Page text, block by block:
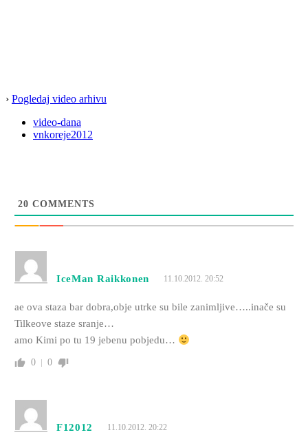
› Pogledaj video arhivu
video-dana
vnkoreje2012
20 COMMENTS
IceMan Raikkonen 11.10.2012. 20:52
ae ova staza bar dobra,obje utrke su bile zanimljive…..inače su
Tilkeove staze sranje…
amo Kimi po tu 19 jebenu pobjedu…
0 0
F12012 11.10.2012. 20:22